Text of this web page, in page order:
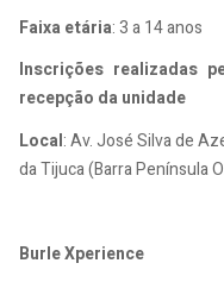
Faixa etária: 3 a 14 anos
Inscrições realizadas
recepção da unidade
Local: Av. José Silva de
da Tijuca (Barra Península
Burle Xperience